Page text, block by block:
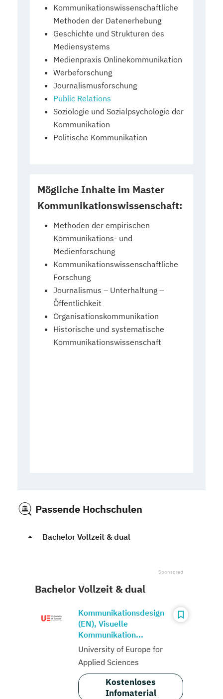
Kommunikationswissenschaftliche
Methoden der Datenerhebung
Geschichte und Strukturen des
Mediensystems
Medienpraxis Onlinekommunikation
Werbeforschung
Journalismusforschung
Public Relations
Soziologie und Sozialpsychologie der
Kommunikation
Politische Kommunikation
Mögliche Inhalte im Master
Kommunikationswissenschaft:
Methoden der empirischen
Kommunikations- und
Medienforschung
Kommunikationswissenschaftliche
Forschung
Journalismus – Unterhaltung –
Öffentlichkeit
Organisationskommunikation
Historische und systematische
Kommunikationswissenschaft
Passende Hochschulen
Bachelor Vollzeit & dual
Bachelor Vollzeit & dual
Kommunikationsdesign
(EN), Visuelle
Kommunikation...
University of Europe for
Applied Sciences
Kostenloses
Infomaterial